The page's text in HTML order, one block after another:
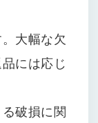
大幅な欠
には応じ
破損に関